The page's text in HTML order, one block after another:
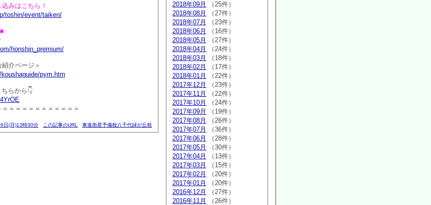
みはこちら！
toshin/event/taiken/
honshin_premium/
介ページ＞
pym.htm
らから👇
＝＝＝＝＝＝＝＝＝＝＝
日(月)13時30分 この記事のURL 東進衛星予備校八千代緑が丘校
2018年09月
（25件）
2018年08月
（27件）
2018年07月
（23件）
2018年06月
（16件）
2018年05月
（27件）
2018年04月
（24件）
2018年03月
（18件）
2018年02月
（17件）
2018年01月
（22件）
2017年12月
（23件）
2017年11月
（22件）
2017年10月
（24件）
2017年09月
（19件）
2017年08月
（26件）
2017年07月
（36件）
2017年06月
（28件）
2017年05月
（30件）
2017年04月
（13件）
2017年03月
（15件）
2017年02月
（20件）
2017年01月
（20件）
2016年12月
（27件）
2016年11月
（26件）